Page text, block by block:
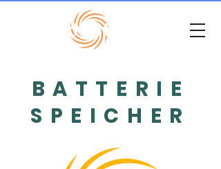
BATTERIE
SPEICHER